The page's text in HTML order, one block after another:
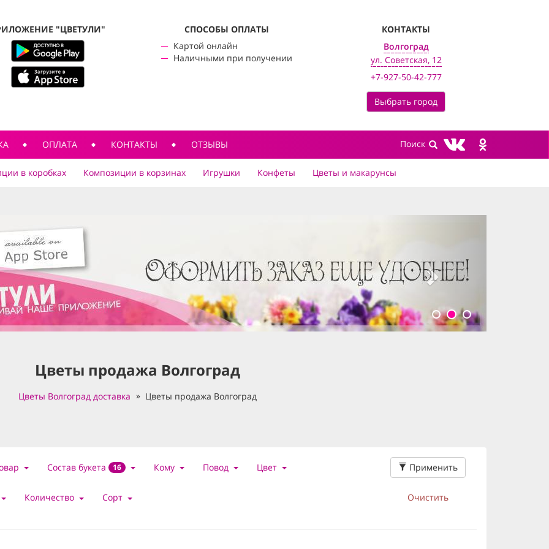
"ЦВЕТУЛИ"
CПОСОБЫ ОПЛАТЫ
Картой онлайн
Наличными при получении
КОНТАКТЫ
Волгоград
ул. Советская, 12
+7-927-50-42-777
Выбрать город
ОПЛАТА КОНТАКТЫ ОТЗЫВЫ
в коробках Композиции в корзинах Игрушки Конфеты Цветы и макарунсы
Цветы продажа Волгоград
Цветы Волгоград доставка Цветы продажа Волгоград
Состав букета 16 Кому Повод Цвет
Количество Сорт
Применить
Очистить